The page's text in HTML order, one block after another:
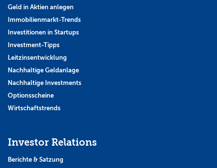
Geld in Aktien anlegen
Immobilienmarkt-Trends
Investitionen in Startups
Investment-Tipps
Leitzinsentwicklung
Nachhaltige Geldanlage
Nachhaltige Investments
Optionsscheine
Wirtschaftstrends
Investor Relations
Berichte & Satzung